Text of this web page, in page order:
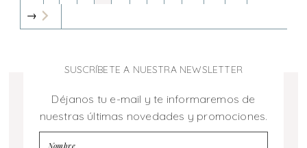
→
SUSCRÍBETE A NUESTRA NEWSLETTER
Déjanos tu e-mail y te informaremos de
nuestras últimas novedades y promociones.